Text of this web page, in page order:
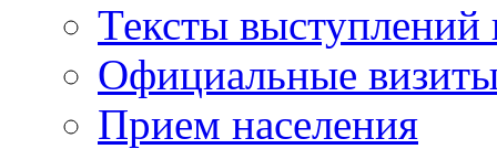
Тексты выступлений
Официальные
Прием населения